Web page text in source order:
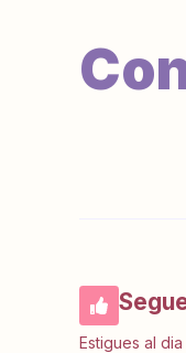
Estigues al